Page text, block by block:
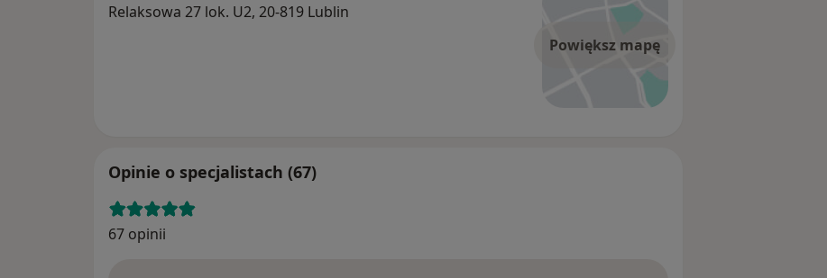
Powiększ mapę
Relaksowa 27 lok. U2, 20-819 Lublin
Opinie o specjalistach (67)
67 opinii